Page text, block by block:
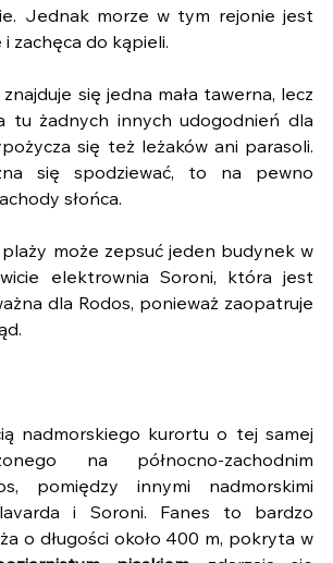
Jednak morze w tym rejonie jest
zachęca do kąpieli.
się jedna mała tawerna, lecz
tu żadnych innych udogodnień dla
się też leżaków ani parasoli.
się spodziewać, to na pewno
słońca.
może zepsuć jeden budynek w
elektrownia Soroni, która jest
dla Rodos, ponieważ zaopatruje
nadmorskiego kurortu o tej samej
na północno-zachodnim
pomiędzy innymi nadmorskimi
i Soroni. Fanes to bardzo
o długości około 400 m, pokryta w